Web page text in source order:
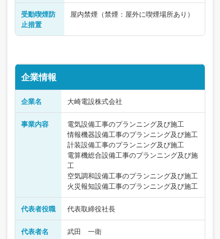
受動喫煙防
止措置
屋内禁煙（禁煙：屋外に喫煙場所あり）
企業情報
企業名 大崎電設株式会社
事業内容
電気設備工事のプランニング及び施工
情報機器設備工事のプランニング及び施工
計装設備工事のプランニング及び施工
電算機総合設備工事のプランニング及び施
工
空気調和設備工事のプランニング及び施工
火災報知設備工事のプランニング及び施工
代表者役職 代表取締役社長
代表者名 武田 一衛